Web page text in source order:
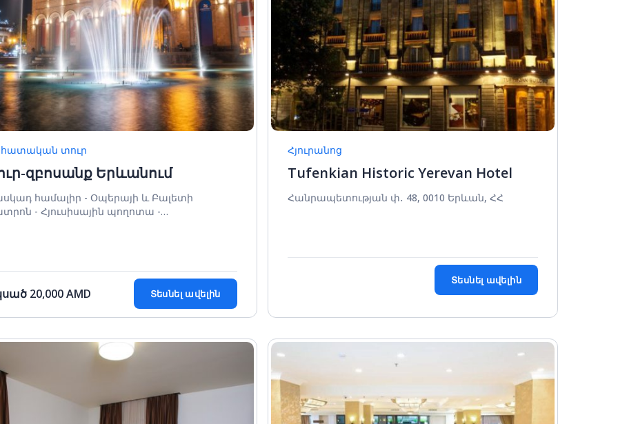
տուր
զբոսանք Երևանում
համալիր - Օպերայի և Բալետի
- Հյուսիսային պողոտա -
20,000AMD Տեսնել ավելին
Հյուրանոց
Tufenkian Historic Yerevan Hotel
Հանրապետության փ․ 48, 0010 Երևան, ՀՀ
Տեսնել ավելին